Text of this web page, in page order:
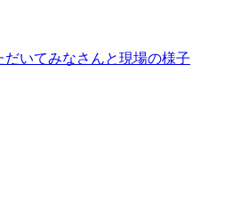
いてみなさんと現場の様子